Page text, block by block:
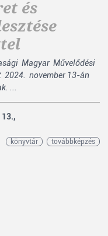
és
Magyar Művelődési
november 13-án
...
13.,
könyvtár továbbképzés